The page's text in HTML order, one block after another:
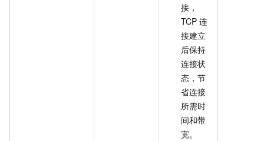
接，
TCP 连
接建立
后保持
连接状
态，节
省连接
所需时
间和带
宽。